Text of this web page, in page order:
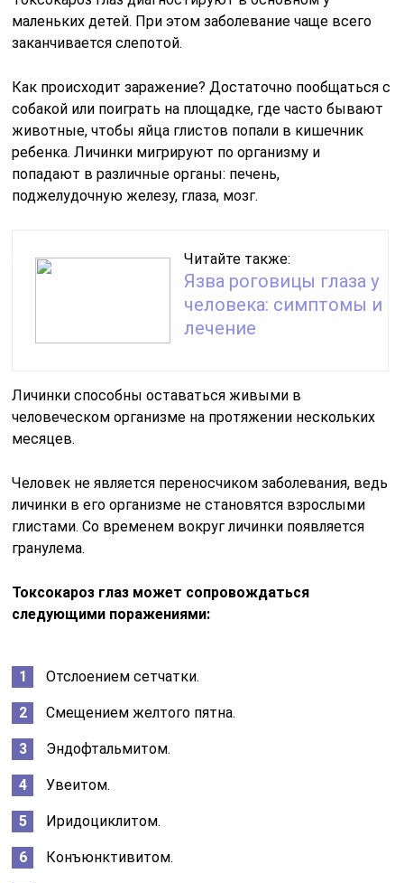
маленьких детей. При этом заболевание чаще всего
заканчивается слепотой.
Как происходит заражение? Достаточно пообщаться с
собакой или поиграть на площадке, где часто бывают
животные, чтобы яйца глистов попали в кишечник
ребенка. Личинки мигрируют по организму и
попадают в различные органы: печень,
поджелудочную железу, глаза, мозг.
Читайте также:
Язва роговицы глаза у
человека: симптомы и
лечение
Личинки способны оставаться живыми в
человеческом организме на протяжении нескольких
месяцев.
Человек не является переносчиком заболевания, ведь
личинки в его организме не становятся взрослыми
глистами. Со временем вокруг личинки появляется
гранулема.
Токсокароз глаз может сопровождаться
следующими поражениями:
Отслоением сетчатки.
Смещением желтого пятна.
Эндофтальмитом.
Увеитом.
Иридоциклитом.
Конъюнктивитом.